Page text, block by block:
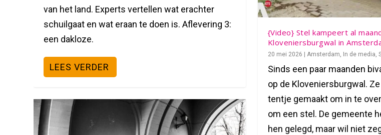
van het land. Experts vertellen wat erachter
schuilgaat en wat eraan te doen is. Aflevering 3:
een dakloze.
LEES VERDER
{Video} Stel kampeert al
Kloveniersburgwal in
20 mei 2026 Amsterdam, In de media,
Sinds een paar maanden
op de Kloveniersburgwal.
tentje gemaakt om in te
om een stel. De gemeente
hen gelegd, maar wil niet